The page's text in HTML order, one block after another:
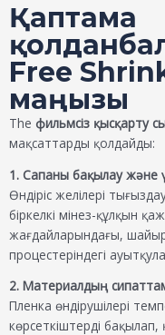
Қаптама
Free
маңызы
The фильмсіз қысқарту
мақсаттарды қолдайды:
1. Сапаны бақылау және
Өндіріс желілері
біркелкі мінез-құлқын
жағдайларындағы,
процестеріндегі
2. Материалдың
Пленка өндірушілері
көрсеткіштерді бақылап,